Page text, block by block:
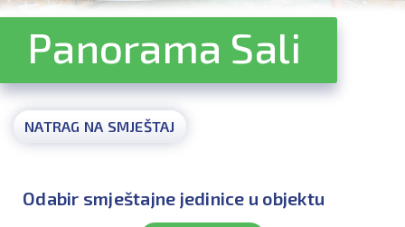
Panorama Sali
NATRAG NA SMJEŠTAJ
Odabir smještajne jedinice u objektu